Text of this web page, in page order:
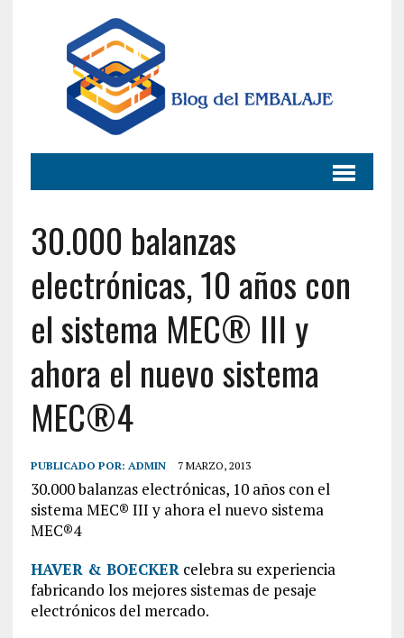
30.000 balanzas
electrónicas, 10 años con
el sistema MEC® III y
ahora el nuevo sistema
MEC®4
PUBLICADO POR: ADMIN 7 MARZO, 2013
30.000 balanzas electrónicas, 10 años con el
sistema MEC® III y ahora el nuevo sistema
MEC®4
HAVER & BOECKERcelebra su experiencia
fabricando los mejores sistemas de pesaje
electrónicos del mercado.